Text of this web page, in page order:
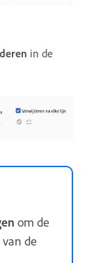
in de
om de
de